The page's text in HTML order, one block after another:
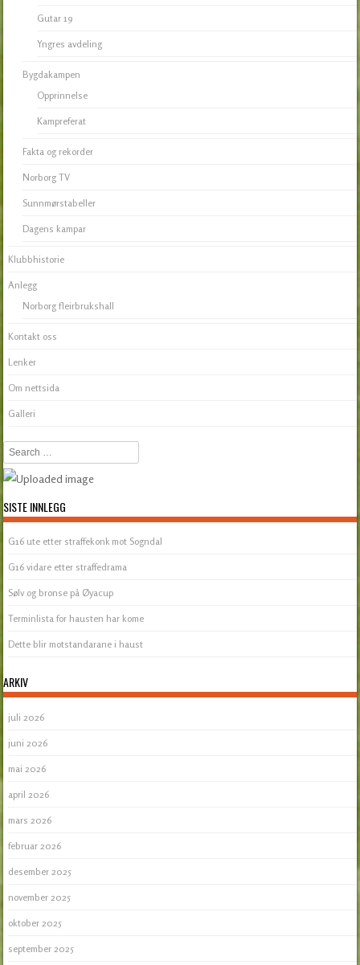
Gutar 19
Yngres avdeling
Bygdakampen
Opprinnelse
Kampreferat
Fakta og rekorder
Norborg TV
Sunnmørstabeller
Dagens kampar
Klubbhistorie
Anlegg
Norborg fleirbrukshall
Kontakt oss
Lenker
Om nettsida
Galleri
Search
SISTE INNLEGG
G16 ute etter straffekonk mot Sogndal
G16 vidare etter straffedrama
Sølv og bronse på Øyacup
Terminlista for hausten har kome
Dette blir motstandarane i haust
ARKIV
juli 2026
juni 2026
mai 2026
april 2026
mars 2026
februar 2026
desember 2025
november 2025
oktober 2025
september 2025